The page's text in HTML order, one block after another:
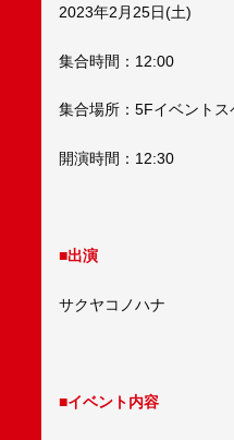
2023年2月25日(土)
集合時間：12:00
集合場所：5Fイベントス
開演時間：12:30
■出演
サクヤコノハナ
■イベント内容